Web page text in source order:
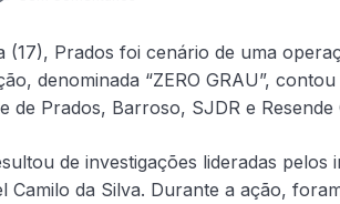
(17), Prados foi cenário de uma
denominada “ZERO GRAU”,
de Prados, Barroso, SJDR e
de investigações lideradas pelos
Camilo da Silva. Durante a ação,